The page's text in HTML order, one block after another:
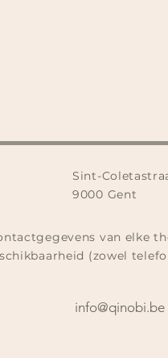
Sint-
9000 Gent
van elke
(zowel
info@qinobi.be